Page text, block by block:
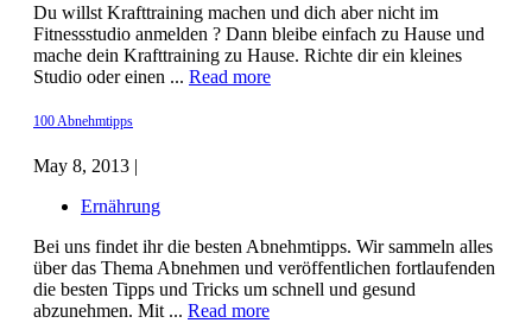
Du willst Krafttraining machen und dich aber nicht im
Fitnessstudio anmelden ? Dann bleibe einfach zu Hause und
mache dein Krafttraining zu Hause. Richte dir ein kleines
Studio oder einen ... Read more
100 Abnehmtipps
May 8, 2013 |
Ernährung
Bei uns findet ihr die besten Abnehmtipps. Wir sammeln alles
über das Thema Abnehmen und veröffentlichen fortlaufenden
die besten Tipps und Tricks um schnell und gesund
abzunehmen. Mit ... Read more